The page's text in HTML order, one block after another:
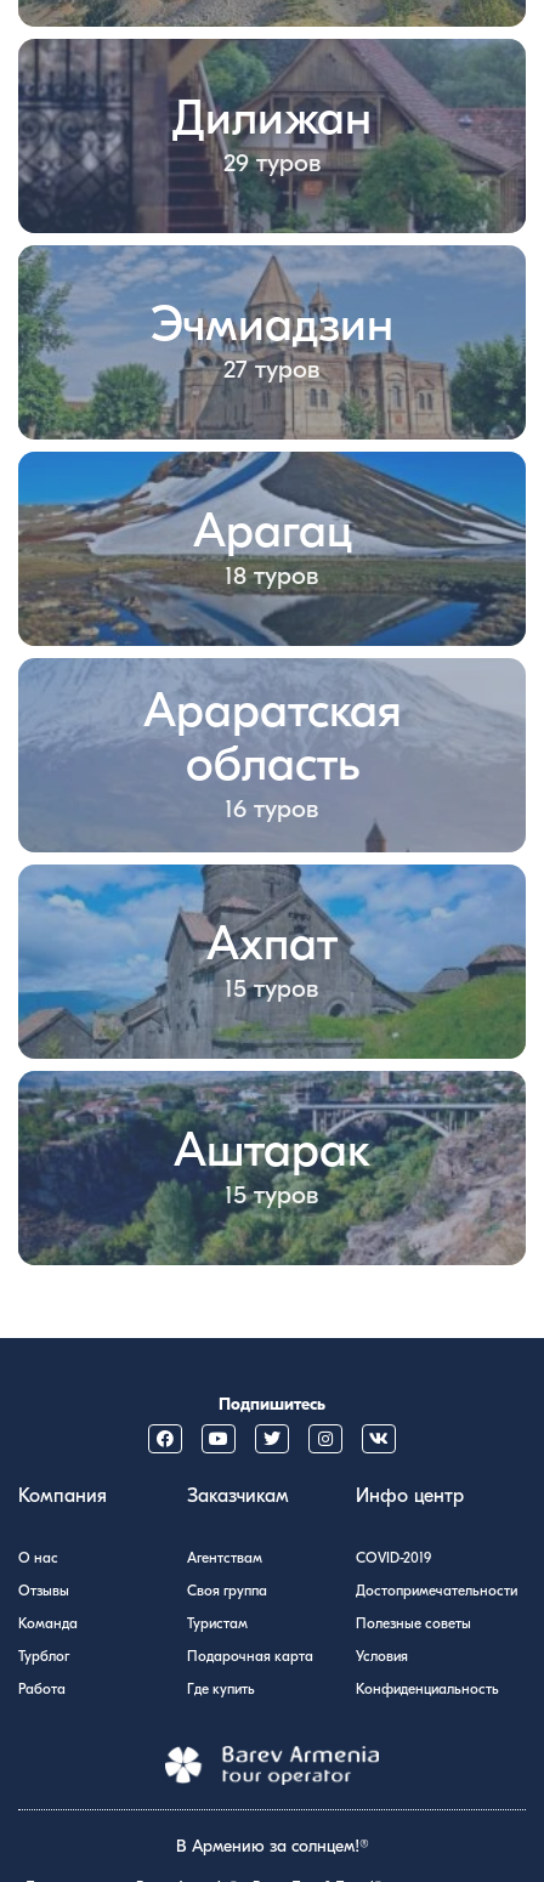
Дилижан
29 туров
Эчмиадзин
27 туров
Арагац
18 туров
Араратская
область
16 туров
Ахпат
15 туров
Аштарак
15 туров
Подпишитесь
Компания
О нас
Отзывы
Команда
Турблог
Работа
Заказчикам
Агентствам
Своя группа
Туристам
Подарочная карта
Где купить
Инфо центр
COVID-2019
Достопримечательности
Полезные советы
Условия
Конфиденциальность
В Армению за солнцем!®